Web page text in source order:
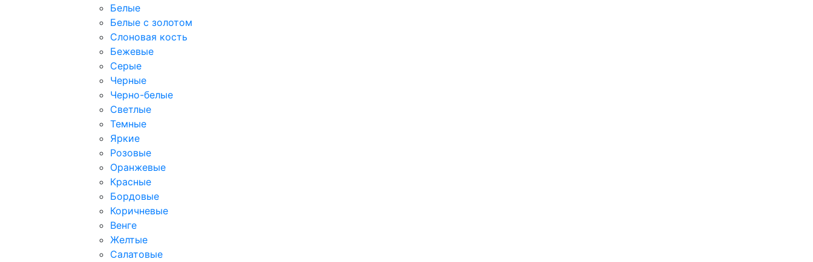
Белые
Белые с золотом
Слоновая кость
Бежевые
Серые
Черные
Черно-белые
Светлые
Темные
Яркие
Розовые
Оранжевые
Красные
Бордовые
Коричневые
Венге
Желтые
Салатовые